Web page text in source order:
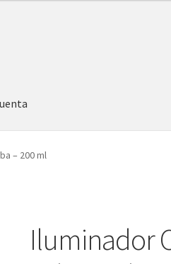
– 200 ml
Iluminador